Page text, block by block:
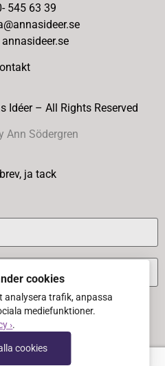
545 63 39
Idéer – All Rights Reserved
Ann Södergren
ja tack
cookies
analysera trafik, anpassa
mediefunktioner.
›.
cookies